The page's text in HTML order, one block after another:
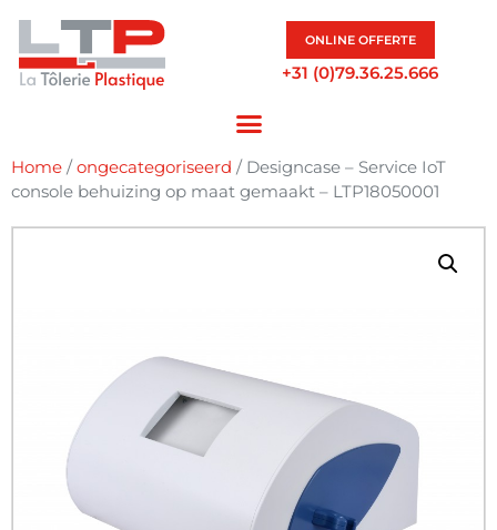
ONLINE OFFERTE
+31 (0)79.36.25.666
Home / ongecategoriseerd / Designcase – Service IoT
console behuizing op maat gemaakt – LTP18050001